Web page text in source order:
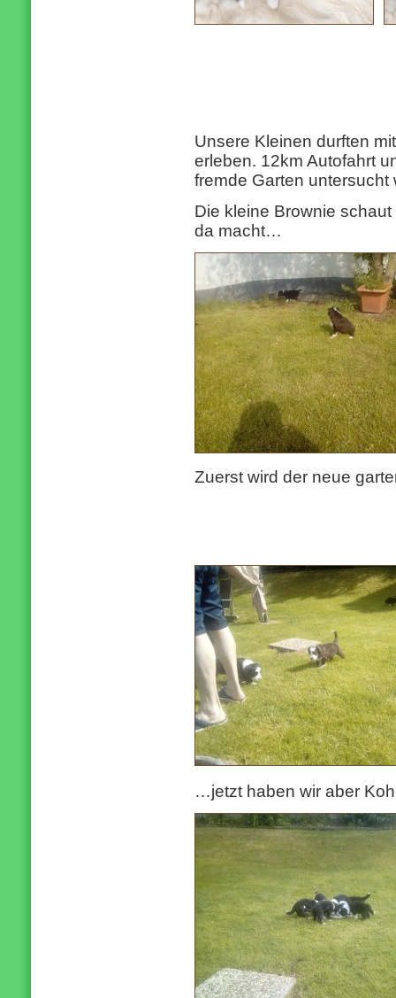
Unsere Kleinen durften
erleben. 12km Autofahrt
fremde Garten
Die kleine Brownie
da macht…
Zuerst wird der neue
…jetzt haben wir aber